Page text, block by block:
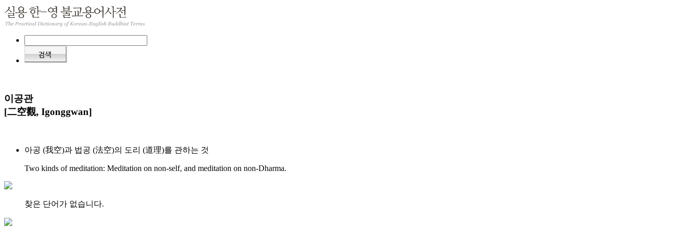
이공관
[二空觀, Igonggwan]
아공 (我空)과 법공 (法空)의 도리 (道理)를 관하는 것
Two kinds of meditation: Meditation on non-self, and meditation on non-Dharma.
찾은 단어가 없습니다.